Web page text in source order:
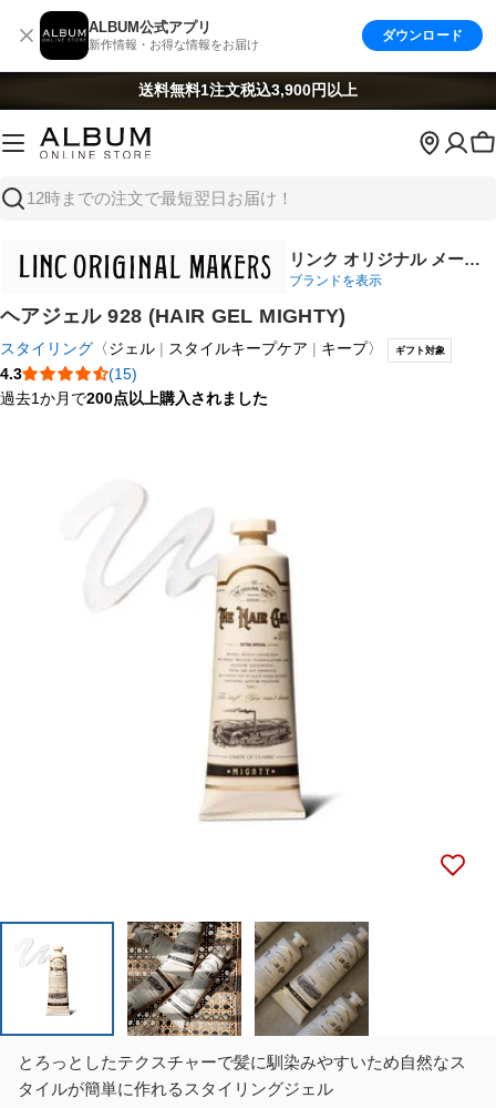
へ
キ
ALBUM公式アプリ
新作情報・お得な情報をお届け
ダウンロード
送料無料1注文税込3,900円以上
検
リンク オリジナル メーカ
ーズ
ブランドを表示
ヘアジェル 928 (HAIR GEL MIGHTY)
スタイリング 〈 ジェル スタイルキープケア キープ〉 ギフト対象
4.3
(15)
過去1か月で200点以上購入されました
とろっとしたテクスチャーで髪に馴染みやすいため自然なス
タイルが簡単に作れるスタイリングジェル